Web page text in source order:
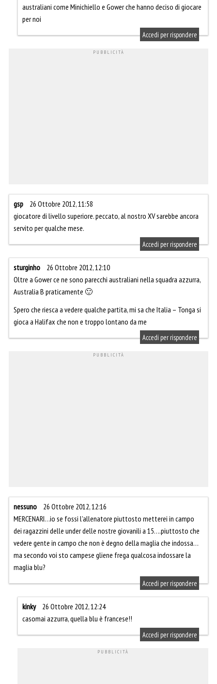
australiani come Minichiello e Gower che hanno deciso di giocare
per noi
Accedi per rispondere
gsp
26 Ottobre 2012, 11:58
giocatore di livello superiore. peccato, al nostro XV sarebbe ancora
servito per qualche mese.
Accedi per rispondere
sturginho
26 Ottobre 2012, 12:10
Oltre a Gower ce ne sono parecchi australiani nella squadra azzurra,
Australia B praticamente 🙂
Spero che riesca a vedere qualche partita, mi sa che Italia – Tonga si
gioca a Halifax che non e troppo lontano da me
Accedi per rispondere
nessuno
26 Ottobre 2012, 12:16
MERCENARI…io se fossi l’allenatore piuttosto metterei in campo
dei ragazzini delle under delle nostre giovanili a 15….piuttosto che
vedere gente in campo che non è degno della maglia che indossa…
ma secondo voi sto campese gliene frega qualcosa indossare la
maglia blu?
Accedi per rispondere
kinky
26 Ottobre 2012, 12:24
casomai azzurra, quella blu è francese!!
Accedi per rispondere